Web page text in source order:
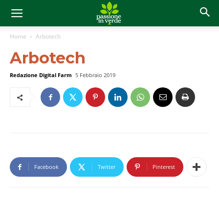
Home Arbotech
Arbotech
Redazione Digital Farm 5 Febbraio 2019
Facebook Twitter Pinterest